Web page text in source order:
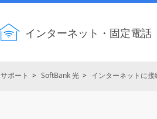
インターネット・固定電話
サポート SoftBank 光 インターネットに接